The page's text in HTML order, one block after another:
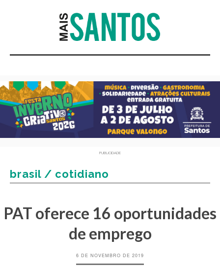
PUBLICIDADE
brasil / cotidiano
PAT oferece 16 oportunidades
de emprego
6 DE NOVEMBRO DE 2019